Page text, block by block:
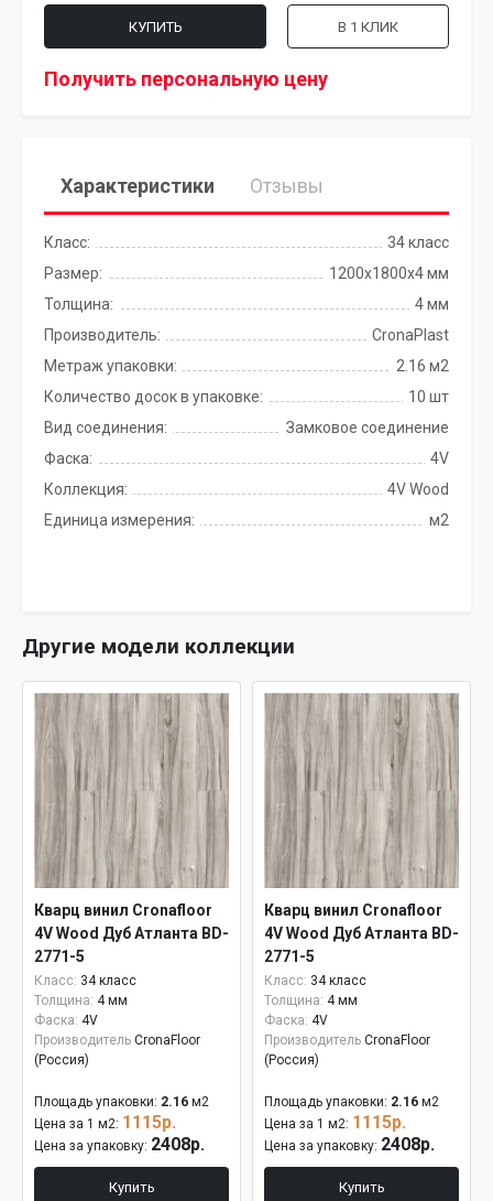
КУПИТЬ В 1 КЛИК
Получить персональную цену
Характеристики Отзывы
Класс:
34 класс
Размер:
1200х1800х4 мм
Толщина:
4 мм
Производитель:
CronaPlast
Метраж упаковки:
2.16 м2
Количество досок в упаковке:
10 шт
Вид соединения:
Замковое соединение
Фаска:
4V
Коллекция:
4V Wood
Единица измерения:
м2
Другие модели коллекции
Кварц винил Cronafloor
4V Wood Дуб Атланта BD-
2771-5
Класс: 34 класс
Толщина: 4 мм
Фаска: 4V
Производитель CronaFloor
(Россия)
Площадь упаковки: 2.16 м2
Цена за 1 м2: 1115р.
Цена за упаковку: 2408р.
Купить
Кварц винил Cronafloor
4V Wood Дуб Атланта BD-
2771-5
Класс: 34 класс
Толщина: 4 мм
Фаска: 4V
Производитель CronaFloor
(Россия)
Площадь упаковки: 2.16 м2
Цена за 1 м2: 1115р.
Цена за упаковку: 2408р.
Купить